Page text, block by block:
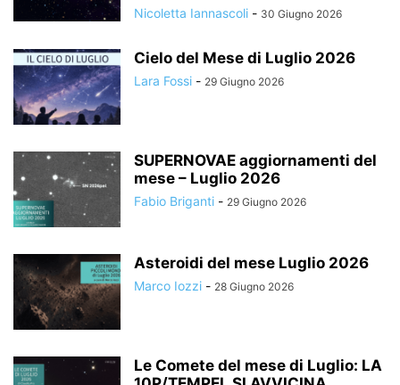
Nicoletta Iannascoli - 30 Giugno 2026
Cielo del Mese di Luglio 2026
Lara Fossi - 29 Giugno 2026
SUPERNOVAE aggiornamenti del
mese – Luglio 2026
Fabio Briganti - 29 Giugno 2026
Asteroidi del mese Luglio 2026
Marco Iozzi - 28 Giugno 2026
Le Comete del mese di Luglio: LA